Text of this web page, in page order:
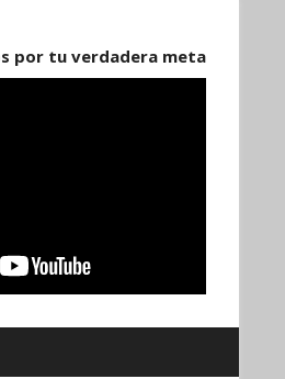
por tu verdadera meta